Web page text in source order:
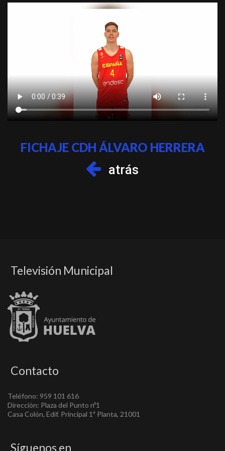
FICHAJE CDH ÁLVARO HERRERA
atrás
Televisión Municipal
Contacto
Teléfono: 959 101 616
Dirección: Plaza del Punto nº1
Casa Colón, Edif. Principal 1ª Planta, 21001
Síguenos en